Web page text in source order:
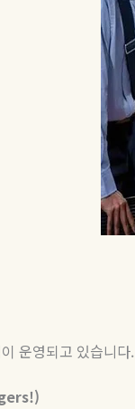
운영되고 있습니다.